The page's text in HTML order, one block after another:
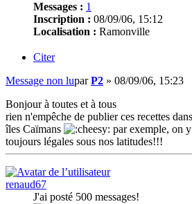
Messages : 1
Inscription : 08/09/06, 15:12
Localisation : Ramonville
Citer
Message non luparP2 » 08/09/06, 15:23
Bonjour à toutes et à tous
rien n'empêche de publier ces recettes
îles Caïmans
par exemple, on
toujours légales sous nos latitudes!!!
renaud67
J'ai posté 500 messages!